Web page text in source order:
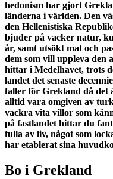
hedonism har gjort
länderna i världen. Den
den Hellenistiska
bjuder på vacker natur,
år, samt utsökt mat och
dem som vill uppleva den
hittar i Medelhavet, trots
landet det senaste
faller för Grekland då det
alltid vara omgiven av
vackra vita villor som
på fastlandet hittar du
fulla av liv, något som
har etablerat sina
Bo i Grekland